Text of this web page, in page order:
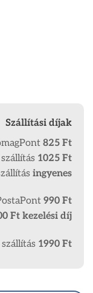
Szállítási díjak
825 Ft
1025 Ft
ingyenes
990 Ft
Ft kezelési díj
1990 Ft